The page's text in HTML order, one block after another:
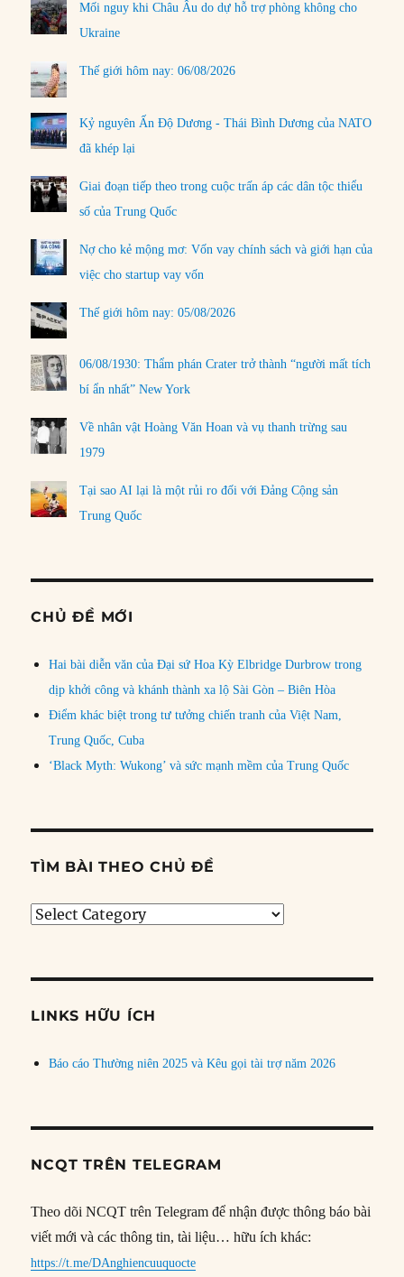
Mối nguy khi Châu Âu do dự hỗ trợ phòng không cho
Ukraine
Thế giới hôm nay: 06/08/2026
Kỷ nguyên Ấn Độ Dương - Thái Bình Dương của NATO
đã khép lại
Giai đoạn tiếp theo trong cuộc trấn áp các dân tộc thiểu
số của Trung Quốc
Nợ cho kẻ mộng mơ: Vốn vay chính sách và giới hạn của
việc cho startup vay vốn
Thế giới hôm nay: 05/08/2026
06/08/1930: Thẩm phán Crater trở thành “người mất tích
bí ẩn nhất” New York
Về nhân vật Hoàng Văn Hoan và vụ thanh trừng sau
1979
Tại sao AI lại là một rủi ro đối với Đảng Cộng sản
Trung Quốc
CHỦ ĐỀ MỚI
Hai bài diễn văn của Đại sứ Hoa Kỳ Elbridge Durbrow trong
dịp khởi công và khánh thành xa lộ Sài Gòn – Biên Hòa
Điểm khác biệt trong tư tưởng chiến tranh của Việt Nam,
Trung Quốc, Cuba
‘Black Myth: Wukong’ và sức mạnh mềm của Trung Quốc
TÌM BÀI THEO CHỦ ĐỀ
Tìm
đề
LINKS HỮU ÍCH
Báo cáo Thường niên 2025 và Kêu gọi tài trợ năm 2026
NCQT TRÊN TELEGRAM
Theo dõi NCQT trên Telegram để nhận được thông báo bài
viết mới và các thông tin, tài liệu… hữu ích khác:
https://t.me/DAnghiencuuquocte